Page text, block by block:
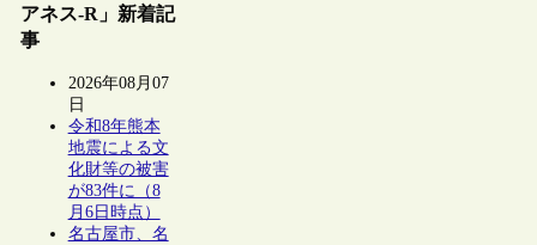
アネス-R」新着記
事
2026年08月07
日
令和8年熊本
地震による文
化財等の被害
が83件に（8
月6日時点）
名古屋市、名